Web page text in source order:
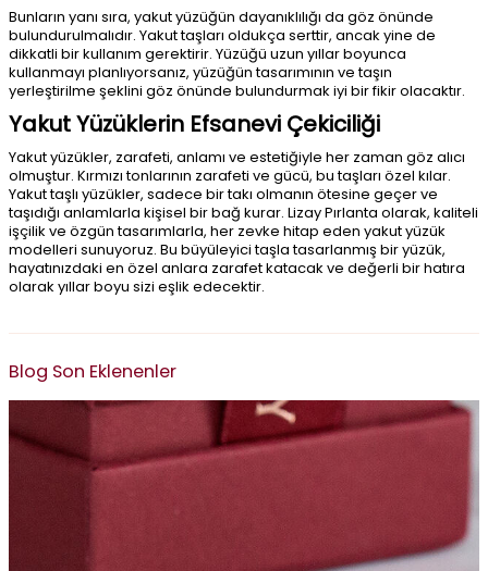
Bunların yanı sıra, yakut yüzüğün dayanıklılığı da göz önünde
bulundurulmalıdır. Yakut taşları oldukça serttir, ancak yine de
dikkatli bir kullanım gerektirir. Yüzüğü uzun yıllar boyunca
kullanmayı planlıyorsanız, yüzüğün tasarımının ve taşın
yerleştirilme şeklini göz önünde bulundurmak iyi bir fikir olacaktır.
Yakut Yüzüklerin Efsanevi Çekiciliği
Yakut yüzükler, zarafeti, anlamı ve estetiğiyle her zaman göz alıcı
olmuştur. Kırmızı tonlarının zarafeti ve gücü, bu taşları özel kılar.
Yakut taşlı yüzükler, sadece bir takı olmanın ötesine geçer ve
taşıdığı anlamlarla kişisel bir bağ kurar. Lizay Pırlanta olarak, kaliteli
işçilik ve özgün tasarımlarla, her zevke hitap eden yakut yüzük
modelleri sunuyoruz. Bu büyüleyici taşla tasarlanmış bir yüzük,
hayatınızdaki en özel anlara zarafet katacak ve değerli bir hatıra
olarak yıllar boyu sizi eşlik edecektir.
Blog Son Eklenenler